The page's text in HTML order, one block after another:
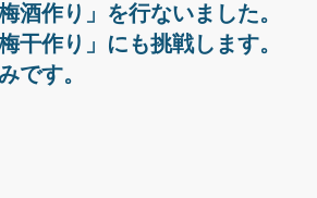
酒作り」を行ないました。
干作り」にも挑戦します。
です。